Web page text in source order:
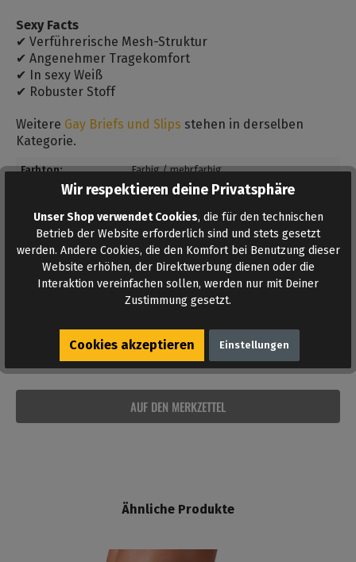
AUF DEN MERKZETTEL
Sexy Facts
✔ Verführerische Mesh-Struktur
✔ Angenehmer Tragekomfort
✔ In sexy Weiß
✔ Robuster Stoff
Weitere Gay Briefs und Slips stehen in derselben
Kategorie.
Farbton: Farbig / mehrfarbig
Bewertungen
Bewertungen lesen, schreiben und diskutieren...
Mehr lesen
Ähnliche Produkte
Wir respektieren deine Privatsphäre
Unser Shop verwendet Cookies, die für den technischen
Betrieb der Website erforderlich sind und stets gesetzt
werden. Andere Cookies, die den Komfort bei Benutzung dieser
Website erhöhen, der Direktwerbung dienen oder die
Interaktion vereinfachen sollen, werden nur mit Deiner
Zustimmung gesetzt.
Cookies akzeptieren Einstellungen